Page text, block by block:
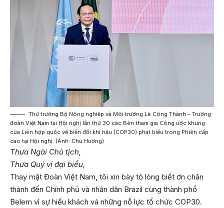
Thứ trưởng Bộ Nông nghiệp và Môi trường Lê Công Thành – Trưởng
đoàn Việt Nam tại Hội nghị lần thứ 30 các Bên tham gia Công ước khung
của Liên hợp quốc về biến đổi khí hậu (COP30) phát biểu trong Phiên cấp
cao tại Hội nghị. (Ảnh: Chu Hương)
Thưa Ngài Chủ tịch,
Thưa Quý vị đại biểu,
Thay mặt Đoàn Việt Nam, tôi xin bày tỏ lòng biết ơn chân
thành đến Chính phủ và nhân dân Brazil cùng thành phố
Belem vì sự hiếu khách và những nỗ lực tổ chức COP30.